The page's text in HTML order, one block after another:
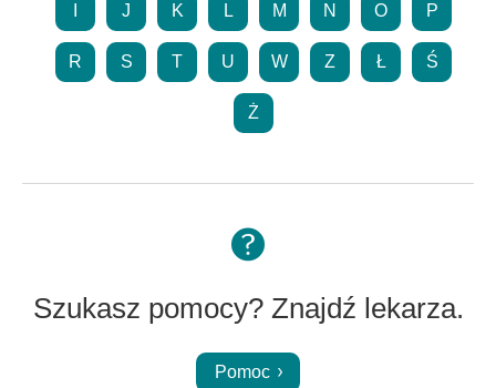
J K L M N O P
R S T U W Z Ł Ś
Ż
Szukasz pomocy? Znajdź lekarza.
Pomoc